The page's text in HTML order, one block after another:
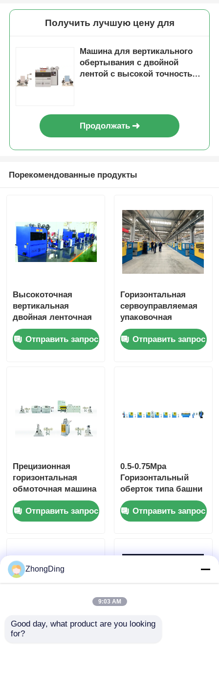
Получить лучшую цену для
Машина для вертикального
обертывания с двойной
лентой с высокой точностью
Продолжать
Порекомендованные продукты
Высокоточная
вертикальная
двойная ленточная
оберточная машина
со смарт-
интерфейсом PLC
Отправить запрос
Горизонтальная
сервоуправляемая
упаковочная
машина с частотой
вращения бобины
1800 об/мин,
Отправить запрос
Прецизионная
горизонтальная
обмоточная машина
с сервоуправлением
натяжением для
авиационных
Отправить запрос
0.5-0.75Mpa
Горизонтальный
оберток типа башни
с 1800 вращениями в
минуту
Отправить запрос
Горизонтальная
ZhongDing
9:03 AM
Good day, what product are you looking
for?